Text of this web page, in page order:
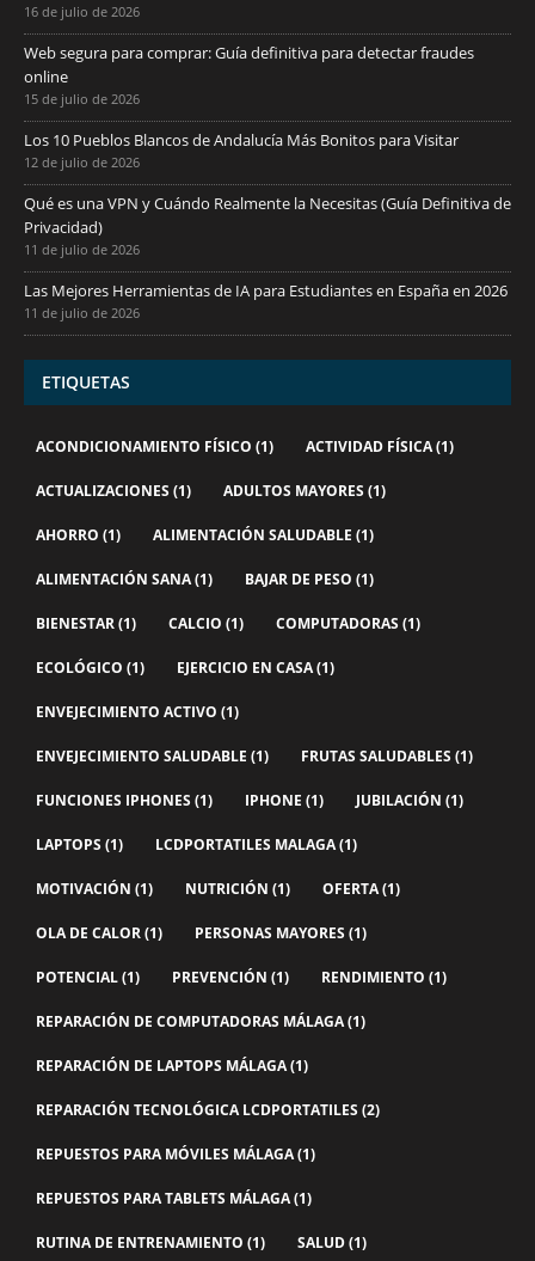
16 de julio de 2026
Web segura para comprar: Guía definitiva para detectar fraudes
online
15 de julio de 2026
Los 10 Pueblos Blancos de Andalucía Más Bonitos para Visitar
12 de julio de 2026
Qué es una VPN y Cuándo Realmente la Necesitas (Guía Definitiva de
Privacidad)
11 de julio de 2026
Las Mejores Herramientas de IA para Estudiantes en España en 2026
11 de julio de 2026
ETIQUETAS
ACONDICIONAMIENTO FÍSICO (1) ACTIVIDAD FÍSICA(1)
ACTUALIZACIONES (1) ADULTOS MAYORES (1)
AHORRO (1) ALIMENTACIÓN SALUDABLE (1)
ALIMENTACIÓN SANA(1) BAJAR DE PESO (1)
BIENESTAR(1) CALCIO (1) COMPUTADORAS (1)
ECOLÓGICO (1) EJERCICIO EN CASA(1)
ENVEJECIMIENTO ACTIVO (1)
ENVEJECIMIENTO SALUDABLE (1) FRUTAS SALUDABLES (1)
FUNCIONES IPHONES (1) IPHONE (1) JUBILACIÓN (1)
LAPTOPS (1) LCDPORTATILES MALAGA(1)
MOTIVACIÓN (1) NUTRICIÓN (1) OFERTA(1)
OLA DE CALOR(1) PERSONAS MAYORES (1)
POTENCIAL(1) PREVENCIÓN (1) RENDIMIENTO (1)
REPARACIÓN DE COMPUTADORAS MÁLAGA(1)
REPARACIÓN DE LAPTOPS MÁLAGA(1)
REPARACIÓN TECNOLÓGICA LCDPORTATILES (2)
REPUESTOS PARA MÓVILES MÁLAGA(1)
REPUESTOS PARA TABLETS MÁLAGA(1)
RUTINA DE ENTRENAMIENTO (1) SALUD(1)